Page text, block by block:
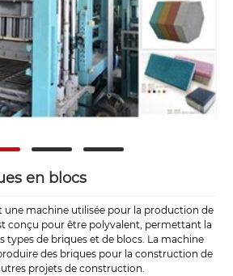
en blocs
une machine utilisée pour la production de
conçu pour être polyvalent, permettant la
types de briques et de blocs. La machine
des briques pour la construction de
projets de construction.